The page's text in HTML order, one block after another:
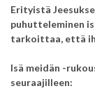
Erityistä
puhutteleminen
tarkoittaa, että
Isä meidän -
seuraajilleen: